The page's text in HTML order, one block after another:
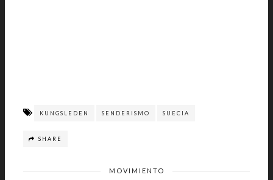
KUNGSLEDEN SENDERISMO SUECIA
SHARE
MOVIMIENTO